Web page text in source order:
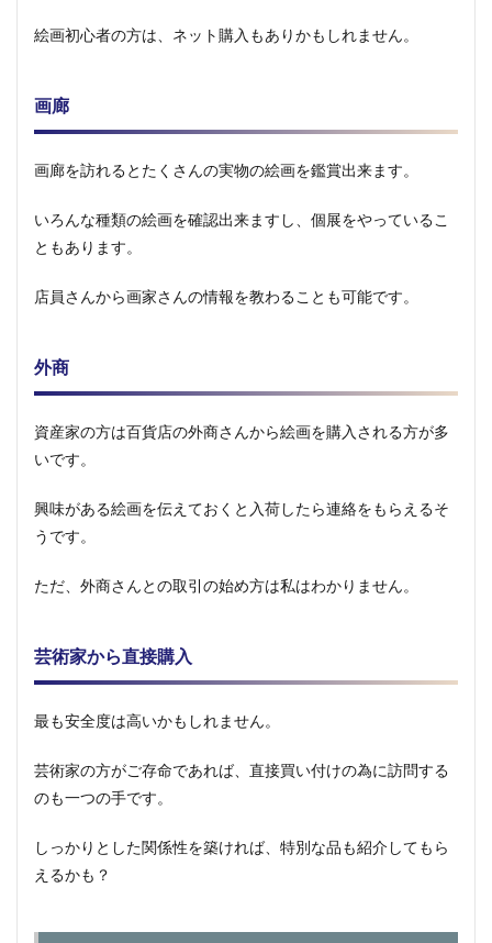
絵画初心者の方は、ネット購入もありかもしれません。
画廊
画廊を訪れるとたくさんの実物の絵画を鑑賞出来ます。
いろんな種類の絵画を確認出来ますし、個展をやっているこ
ともあります。
店員さんから画家さんの情報を教わることも可能です。
外商
資産家の方は百貨店の外商さんから絵画を購入される方が多
いです。
興味がある絵画を伝えておくと入荷したら連絡をもらえるそ
うです。
ただ、外商さんとの取引の始め方は私はわかりません。
芸術家から直接購入
最も安全度は高いかもしれません。
芸術家の方がご存命であれば、直接買い付けの為に訪問する
のも一つの手です。
しっかりとした関係性を築ければ、特別な品も紹介してもら
えるかも？